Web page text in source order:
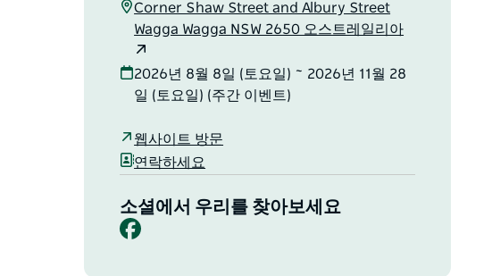
Corner Shaw Street and Albury Street
Wagga Wagga NSW 2650 오스트레일리아
2026년 8월 8일 (토요일) ~ 2026년 11월 28
일 (토요일) (주간 이벤트)
웹사이트 방문
연락하세요
소셜에서 우리를 찾아보세요
Facebook